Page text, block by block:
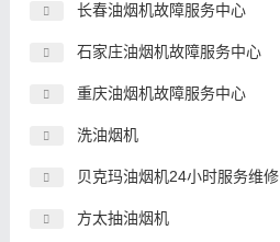
长春油烟机故障服务中心
石家庄油烟机故障服务中心
重庆油烟机故障服务中心
洗油烟机
贝克玛油烟机24小时服务维修
方太抽油烟机